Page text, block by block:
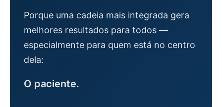
Porque uma cadeia mais integrada gera
melhores resultados para todos —
especialmente para quem está no centro
dela:
O paciente.